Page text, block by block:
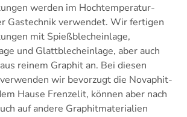
werden im Hochtemperatur-
Gastechnik verwendet. Wir fertigen
mit Spießblecheinlage,
und Glattblecheinlage, aber auch
reinem Graphit an. Bei diesen
wir bevorzugt die Novaphit-
Hause Frenzelit, können aber nach
auf andere Graphitmaterialien